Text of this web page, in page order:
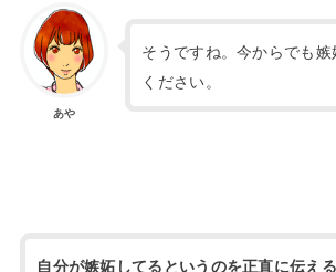
あや
そうですね。今からでも
ください。
自分が嫉妬してるというのを正直に伝え